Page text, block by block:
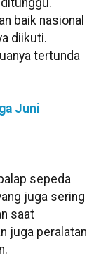
baik nasional
diikuti.
tertunda
Juni
sepeda
juga sering
saat
juga peralatan